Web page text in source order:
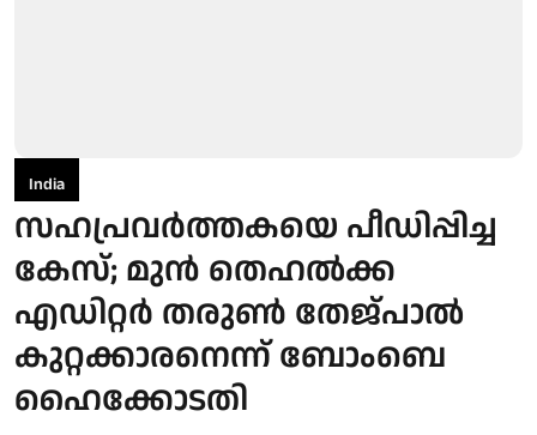
India
സഹപ്രവർത്തകയെ പീഡിപ്പിച്ച
കേസ്; മുൻ തെഹൽക്ക
എഡിറ്റർ തരുൺ തേജ്പാൽ
കുറ്റക്കാരനെന്ന് ബോംബെ
ഹൈക്കോടതി